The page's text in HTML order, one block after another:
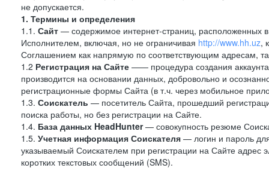
не допускается.
1. Термины и определения
1.1. Сайт — содержимое интернет-страниц, расположенных
Исполнителем, включая, но не ограничивая http://www.hh.uz,
Соглашением как напрямую по соответствующим адресам,
1.2 Регистрация на Сайте —— процедура создания
производится на основании данных, добровольно и
регистрационные формы Сайта (в т.ч. через мобильное
1.3. Соискатель — посетитель Сайта, прошедший
поиска работы, но без регистрации на Сайте.
1.4. База данных HeadHunter— совокупность резюме
1.5. Учетная информация Соискателя — логин и пароль
указываемый Соискателем при регистрации на Сайте
коротких текстовых сообщений (SMS).